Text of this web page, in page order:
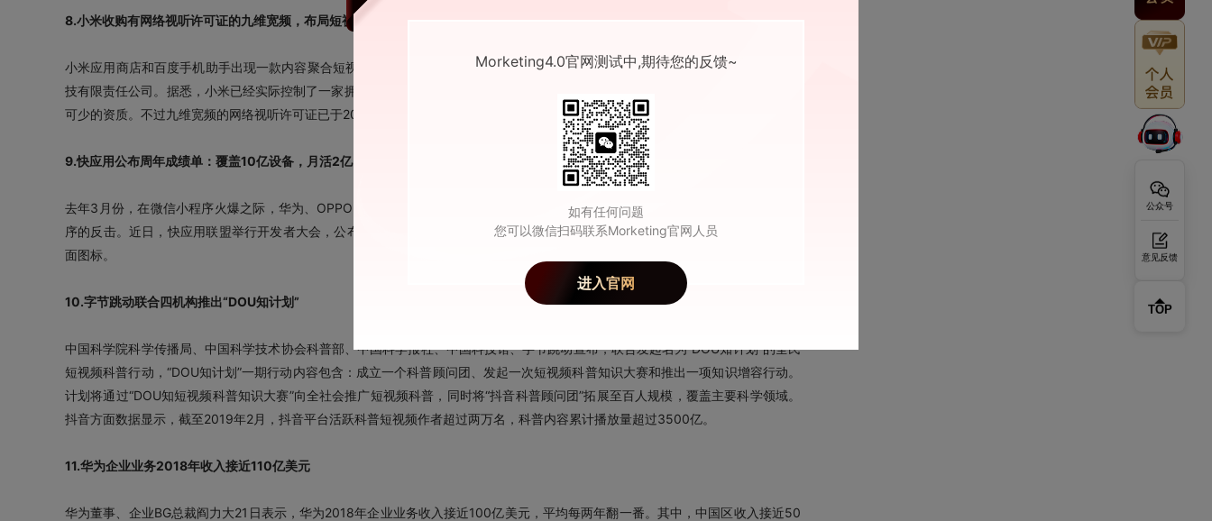
8.小米收购有网络视听许可证的九维宽频，布局短视频
小米应用商店和百度手机助手出现一款内容聚合短视频应用“朕惊视频”，运营主体为成都分享信息有限公司，实际控股股东为小米科
技有限责任公司。据悉，小米已经实际控制了一家拥有网络视听许可证的企业：九维宽频，而这对于短视频、直播等业务是一个必不
可少的资质。不过九维宽频的网络视听许可证已于2019年3月15日到期，这意味着朕惊视频App或许还存在着资质风险。
9.快应用公布周年成绩单：覆盖10亿设备，月活2亿
去年3月份，在微信小程序火爆之际，华为、OPPO、vivo、小米等主流智能手机厂商联合成立了快应用联盟，被视为是对微信小程
序的反击。近日，快应用联盟举行开发者大会，公布了一周年成绩单：覆盖10亿设备、月活2亿、打开快应用20亿次、留存1亿个桌
面图标。
10.字节跳动联合四机构推出“DOU知计划”
中国科学院科学传播局、中国科学技术协会科普部、中国科学报社、中国科技馆、字节跳动宣布，联合发起名为“DOU知计划”的全民
短视频科普行动，“DOU知计划”一期行动内容包含：成立一个科普顾问团、发起一次短视频科普知识大赛和推出一项知识增容行动。
计划将通过“DOU知短视频科普知识大赛”向全社会推广短视频科普，同时将“抖音科普顾问团”拓展至百人规模，覆盖主要科学领域。
抖音方面数据显示，截至2019年2月，抖音平台活跃科普短视频作者超过两万名，科普内容累计播放量超过3500亿。
11.华为企业业务2018年收入接近110亿美元
华为董事、企业BG总裁阎力大21日表示，华为2018年企业业务收入接近100亿美元，平均每两年翻一番。其中，中国区收入接近50
公众号
意见反馈
TOP
Morketing4.0官网测试中,期待您的反馈~
如有任何问题
您可以微信扫码联系Morketing官网人员
进入官网